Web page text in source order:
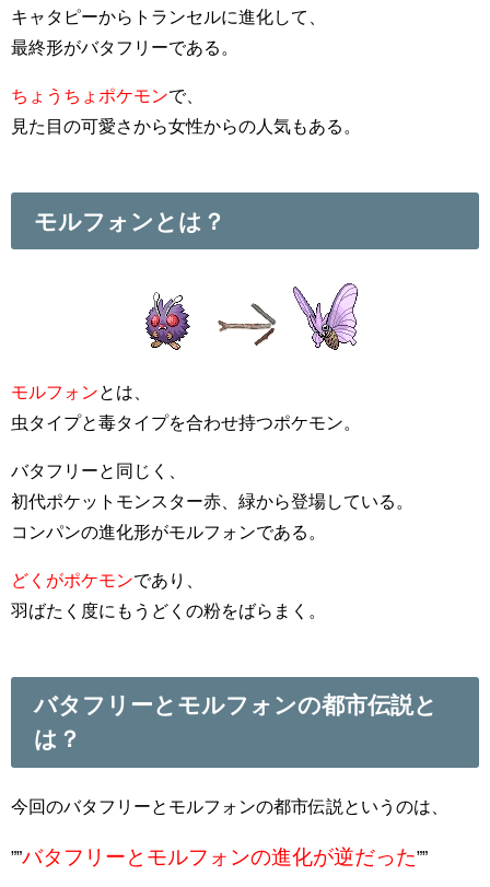
キャタピーからトランセルに進化して、
最終形がバタフリーである。
ちょうちょポケモンで、
見た目の可愛さから女性からの人気もある。
モルフォンとは？
モルフォン とは、
虫タイプと毒タイプを合わせ持つポケモン。
バタフリーと同じく、
初代ポケットモンスター赤、緑から登場している。
コンパンの進化形がモルフォンである。
どくがポケモンであり、
羽ばたく度にもうどくの粉をばらまく。
バタフリーとモルフォンの都市伝説と
は？
今回のバタフリーとモルフォンの都市伝説というのは、
””バタフリーとモルフォンの進化が逆だった””